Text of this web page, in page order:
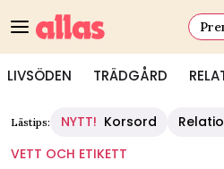
LIVSÖDEN TRÄDGÅRD
Lästips: NYTT! Korsord
VETT OCH ETIKETT